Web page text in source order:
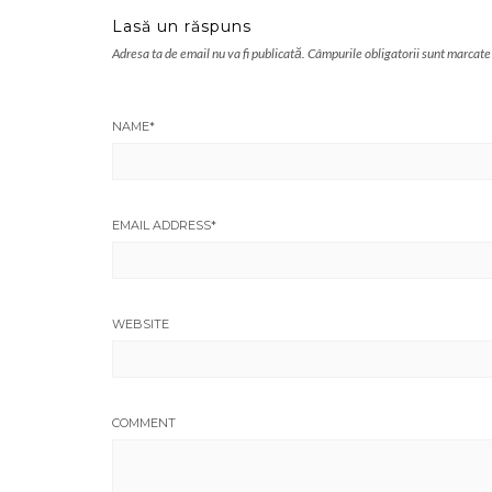
Lasă un răspuns
Adresa ta de email nu va fi publicată. Câmpurile obligatorii sunt
NAME*
EMAIL ADDRESS*
WEBSITE
COMMENT